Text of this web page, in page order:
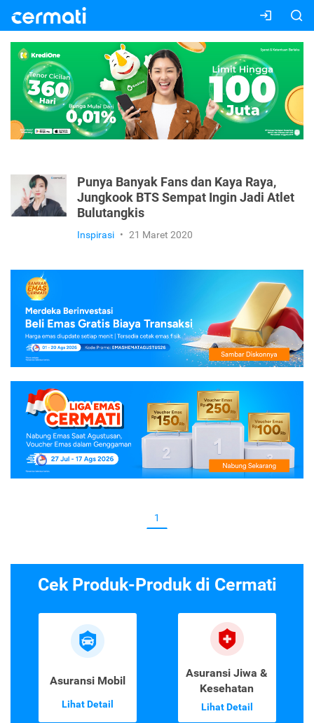
Punya Banyak Fans dan Kaya Raya,
Jungkook BTS Sempat Ingin Jadi Atlet
Bulutangkis
Inspirasi • 21 Maret 2020
1
Cek Produk-Produk di Cermati
Asuransi Mobil
Lihat Detail
Asuransi Jiwa &
Kesehatan
Lihat Detail